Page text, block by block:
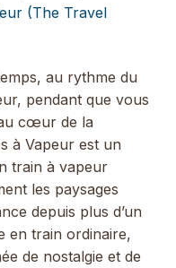
(The Travel
au rythme du
pendant que vous
cœur de la
à Vapeur est un
train à vapeur
les paysages
depuis plus d’un
en train ordinaire,
de nostalgie et de